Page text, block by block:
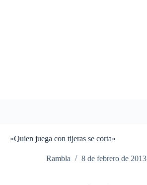
«Quien juega con tijeras se corta»
Rambla 8 de febrero de 2013